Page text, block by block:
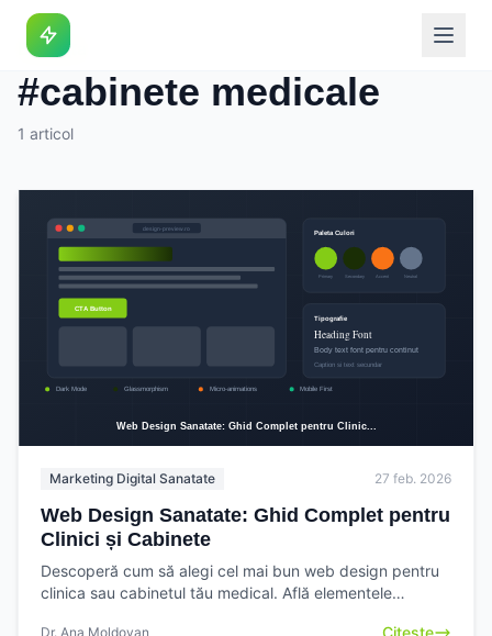
Eticheta
#cabinete medicale
1 articol
Marketing Digital Sanatate 27 feb. 2026
Web Design Sanatate: Ghid Complet pentru
Clinici și Cabinete
Descoperă cum să alegi cel mai bun web design pentru
clinica sau cabinetul tău medical. Află elementele
Dr. Ana Moldovan Citeste